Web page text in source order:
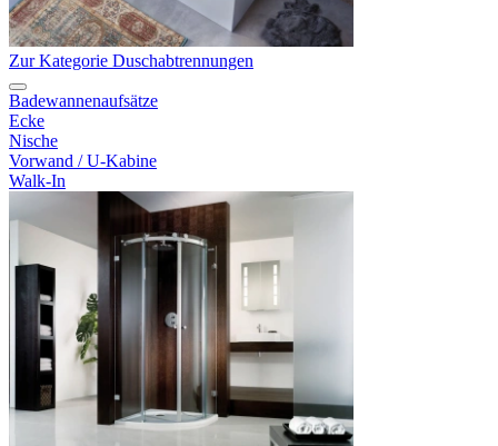
Zur Kategorie Duschabtrennungen
Badewannenaufsätze
Ecke
Nische
Vorwand / U-Kabine
Walk-In